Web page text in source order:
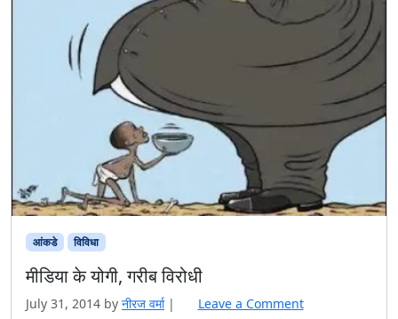
आंकडे विविधा
मीडिया के योगी, गरीब विरोधी
July 31, 2014 by नीरज वर्मा | Leave a Comment